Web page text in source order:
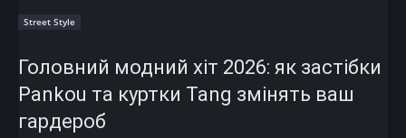
Street Style
Головний модний хіт 2026: як застібки
Pankou та куртки Tang змінять ваш
гардероб